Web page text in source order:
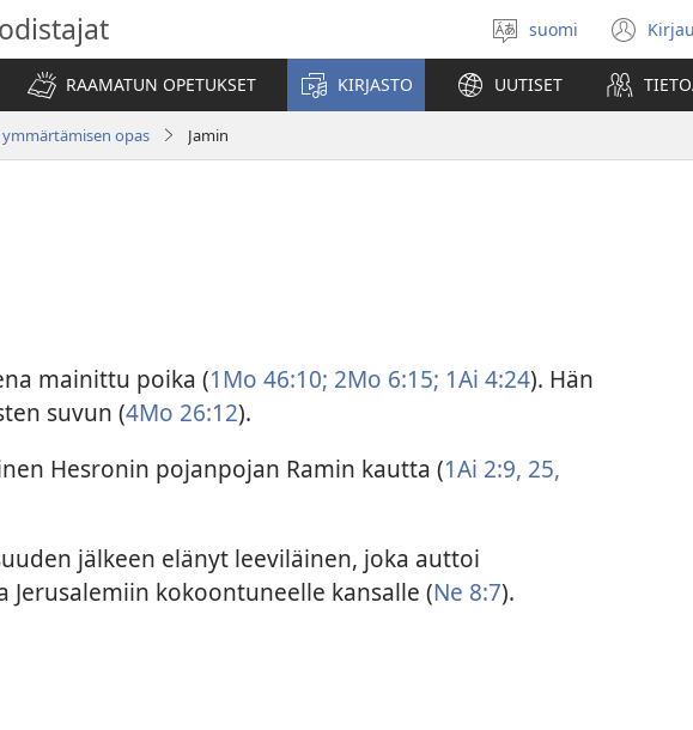
Valitse
kieli
suomi
RAAMATUN OPETUKSET KIRJASTO UUTISET
opas Jamin
mainittu poika (1Mo 46:10; 2Mo 6:15; 1Ai 4:24). Hän
suvun (4Mo 26:12).
Hesronin pojanpojan Ramin kautta (1Ai 2:9, 25,
jälkeen elänyt leeviläinen, joka auttoi
Jerusalemiin kokoontuneelle kansalle (Ne 8:7).